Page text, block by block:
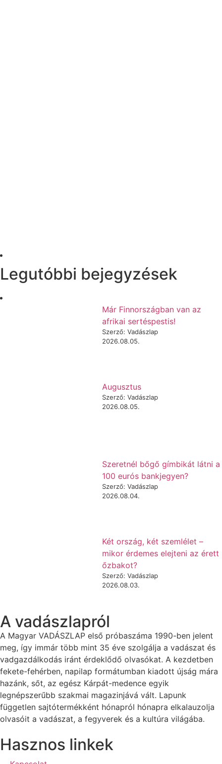
Legutóbbi bejegyzések
Már Finnországban van az
afrikai sertéspestis!
Szerző: Vadászlap
2026.08.05.
Augusztus
Szerző: Vadászlap
2026.08.05.
Szeretnél bőgő gímbikát látni a
100 eurós bankjegyen?
Szerző: Vadászlap
2026.08.04.
Két ország, két szemlélet –
mikor érdemes elejteni az érett
őzbakot?
Szerző: Vadászlap
2026.08.03.
A vadászlapról
A Magyar VADÁSZLAP első próbaszáma 1990-ben jelent
meg, így immár több mint 35 éve szolgálja a vadászat és
vadgazdálkodás iránt érdeklődő olvasókat. A kezdetben
fekete-fehérben, napilap formátumban kiadott újság mára
hazánk, sőt, az egész Kárpát-medence egyik
legnépszerűbb szakmai magazinjává vált. Lapunk
független sajtótermékként hónapról hónapra elkalauzolja
olvasóit a vadászat, a fegyverek és a kultúra világába.
Hasznos linkek